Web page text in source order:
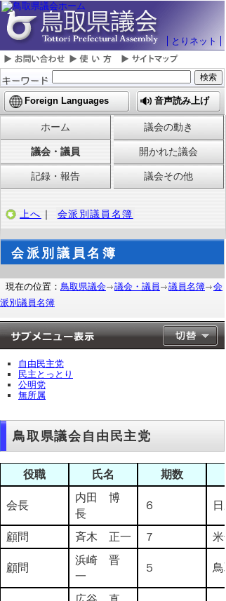
とりネット
Foreign Languages 音声読み上げ
ホーム 議会の動き
議会・議員 開かれた議会
記録・報告 議会その他
上へ ｜ 会派別議員名簿
会派別議員名簿
現在の位置： 鳥取県議会 議会・議員 議員名簿
会
派別議員名簿
自由民主党
民主とっとり
公明党
無所属
鳥取県議会自由民主党
役職 氏名 期数
会長
内田 博
長
６ 日
顧問 斉木 正一 ７ 米
顧問
浜崎 晋
一
５ 鳥